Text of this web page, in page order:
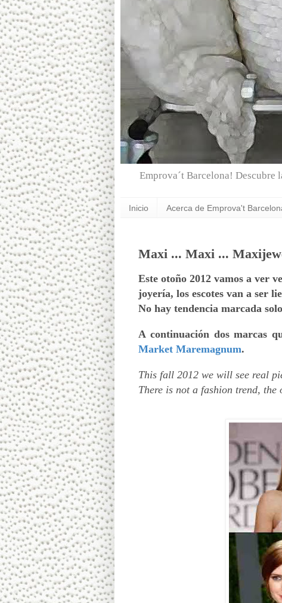
Emprova´t Barcelona! Descubre
Inicio Acerca de Emprova't
Maxi ... Maxi ...
Este otoño 2012 vamos a ver
joyería, los escotes van a ser
No hay tendencia marcada
A continuación dos marcas
Market Maremagnum.
This fall 2012 we will see real
There is not a fashion trend, the